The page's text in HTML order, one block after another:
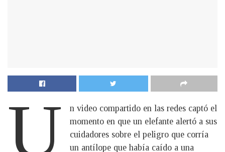
U
n video compartido en las redes captó el
momento en que un elefante alertó a sus
cuidadores sobre el peligro que corría
un antílope que había caído a una